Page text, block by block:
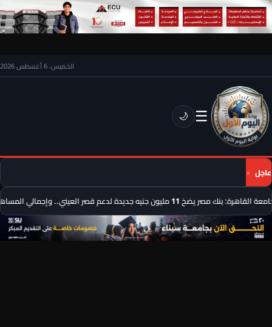
الخميس، 6 أغسطس 2026
☰
🌙
عاجل
11 مليون جنيه جديدة لدعم قصر العيني.. وإجمالي المساهمات يرتفع إلى 395 مليون جنيه